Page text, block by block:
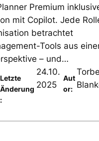
Premium
mit Copilot. Jede
betrachtet
Tools aus
– und…
Letzte
Änderung
:
24.10.
2025
Aut
or: